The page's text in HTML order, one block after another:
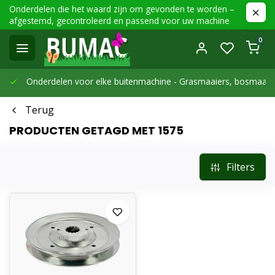
Onderdelen die het waard zijn om gevonden te worden –
afgestemd, gecontroleerd en passend voor uw machine
0
Onderdelen voor elke buitenmachine - Grasmaaiers,
Terug
PRODUCTEN GETAGD MET 1575
Filters